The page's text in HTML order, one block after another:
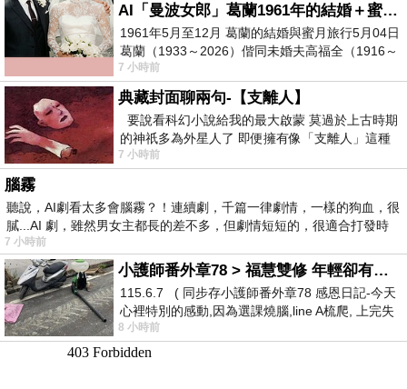
AI「曼波女郎」葛蘭1961年的結婚＋蜜月旅行 #戀上老電影 #葛蘭 #粟子
1961年5月至12月 葛蘭的結婚與蜜月旅行5月04日
葛蘭（1933～2026）偕同未婚夫高福全（1916～
2004）乘郵輪赴倫敦6月15日於英國倫敦St.S
7 小時前
典藏封面聊兩句-【支離人】
要說看科幻小說給我的最大啟蒙 莫過於上古時期
的神祇多為外星人了 即便擁有像「支離人」這種
驚世駭俗的神通法門 也未必讀
7 小時前
腦霧
聽說，AI劇看太多會腦霧？！連續劇，千篇一律劇情，一樣的狗血，很
膩...AI 劇，雖然男女主都長的差不多，但劇情短短的，很適合打發時
7 小時前
小護師番外章78 > 福慧雙修 年輕卻有個老靈魂 ㄑ金剛經〉podcast
115.6.7 ( 同步存小護師番外章78 感恩日記-今天
心裡特別的感動,因為選課燒腦,line A梳爬, 上完失
智課的她,特來傾
8 小時前